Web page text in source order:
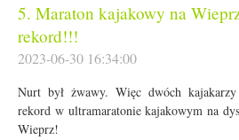
5. Maraton kajakowy na
rekord!!!
2023-06-30 16:34:00
Nurt był żwawy. Więc dwóch kajakarzy
rekord w ultramaratonie kajakowym na
Wieprz!